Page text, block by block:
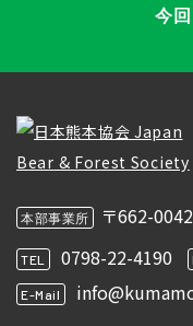
今
本部事業所 〒662-
TEL 0798-22-4190
E-Mail